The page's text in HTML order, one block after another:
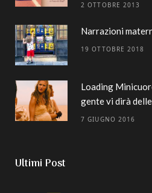
2 OTTOBRE 2013
Narrazioni
19 OTTOBRE 2018
Loading
gente vi dirà
7 GIUGNO 2016
Ultimi Post